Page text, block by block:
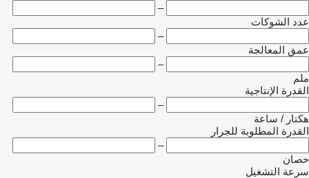
–
عدد الشوكات
–
عمق المعالجة
–
ملم
القدرة الإنتاجية
–
هكتار / ساعة
القدرة المطلوبة للجرار
–
حصان
سرعة التشغيل